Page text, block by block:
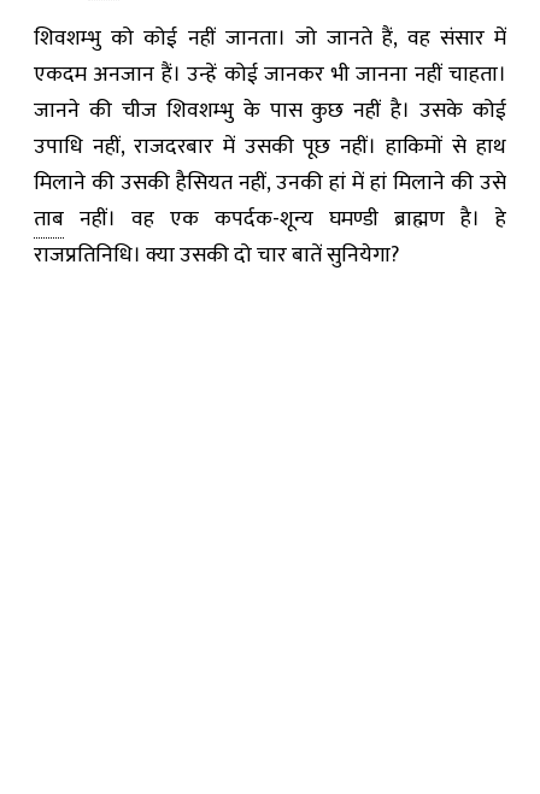
शिवशम्भु को कोई नहीं जानता। जो जानते हैं, वह संसार में
एकदम अनजान हैं। उन्हें कोई जानकर भी जानना नहीं चाहता।
जानने की चीज शिवशम्भु के पास कुछ नहीं है। उसके कोई
उपाधि नहीं, राजदरबार में उसकी पूछ नहीं। हाकिमों से हाथ
मिलाने की उसकी हैसियत नहीं, उनकी हां में हां मिलाने की उसे
ताब नहीं। वह एक कपर्दक-शून्य घमण्डी ब्राह्मण है। हे
राजप्रतिनिधि। क्या उसकी दो चार बातें सुनियेगा?